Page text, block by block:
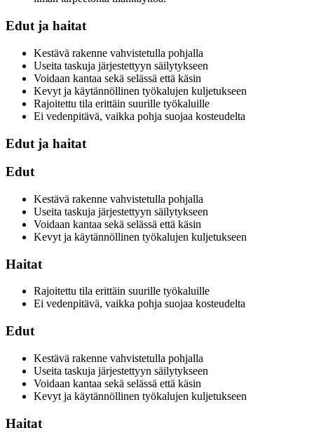
Edut ja haitat
Kestävä rakenne vahvistetulla pohjalla
Useita taskuja järjestettyyn säilytykseen
Voidaan kantaa sekä selässä että käsin
Kevyt ja käytännöllinen työkalujen kuljetukseen
Rajoitettu tila erittäin suurille työkaluille
Ei vedenpitävä, vaikka pohja suojaa kosteudelta
Edut ja haitat
Edut
Kestävä rakenne vahvistetulla pohjalla
Useita taskuja järjestettyyn säilytykseen
Voidaan kantaa sekä selässä että käsin
Kevyt ja käytännöllinen työkalujen kuljetukseen
Haitat
Rajoitettu tila erittäin suurille työkaluille
Ei vedenpitävä, vaikka pohja suojaa kosteudelta
Edut
Kestävä rakenne vahvistetulla pohjalla
Useita taskuja järjestettyyn säilytykseen
Voidaan kantaa sekä selässä että käsin
Kevyt ja käytännöllinen työkalujen kuljetukseen
Haitat